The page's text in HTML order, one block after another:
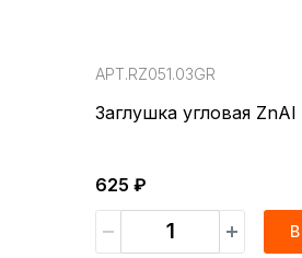
АРТ.RZ051.03GR
Заглушка угловая ZnAl
625 ₽